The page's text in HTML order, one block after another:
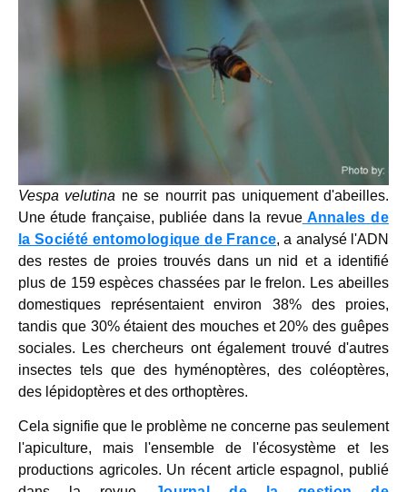
Vespa velutina ne se nourrit pas uniquement d'abeilles.
Une étude française, publiée dans la revueAnnales de
la Société entomologique de France, a analysé l'ADN
des restes de proies trouvés dans un nid et a identifié
plus de 159 espèces chassées par le frelon. Les abeilles
domestiques représentaient environ 38% des proies,
tandis que 30% étaient des mouches et 20% des guêpes
sociales. Les chercheurs ont également trouvé d'autres
insectes tels que des hyménoptères, des coléoptères,
des lépidoptères et des orthoptères.
Cela signifie que le problème ne concerne pas seulement
l'apiculture, mais l'ensemble de l'écosystème et les
productions agricoles. Un récent article espagnol, publié